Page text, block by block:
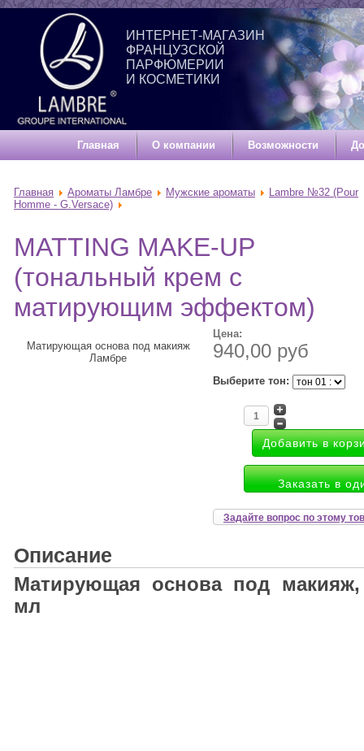
ИНТЕРНЕТ-МАГАЗИН
ФРАНЦУЗСКОЙ
ПАРФЮМЕРИИ
И КОСМЕТИКИ
Главная О компании Возможности
Главная Ароматы Ламбре Мужские ароматы
Lambre №32 (Pour
Homme - G.Versace)
MATTING MAKE-UP
(тональный крем с
матирующим эффектом)
Матирующая основа под макияж
Ламбре
Цена:
940,00 руб
Выберите тон:
Заказать в
Задайте вопрос по этому
Описание
Матирующая основа под
мл